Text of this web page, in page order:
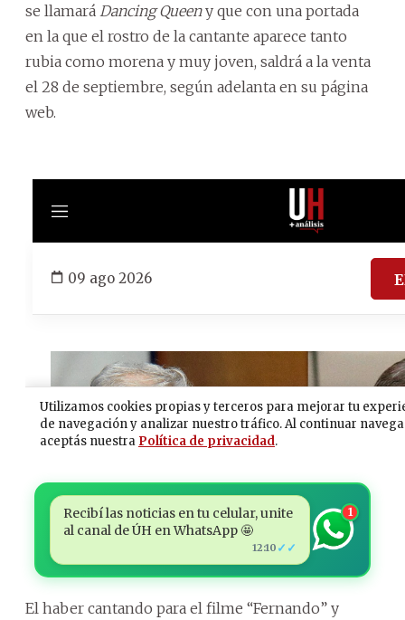
se llamará Dancing Queeny que con una portada
en la que el rostro de la cantante aparece tanto
rubia como morena y muy joven, saldrá a la venta
el 28 de septiembre, según adelanta en su página
web.
Recibí las noticias en tu celular, unite
al canal de ÚH en WhatsApp 🤩
12:10 ✓✓
1
El haber cantando para el filme “Fernando” y